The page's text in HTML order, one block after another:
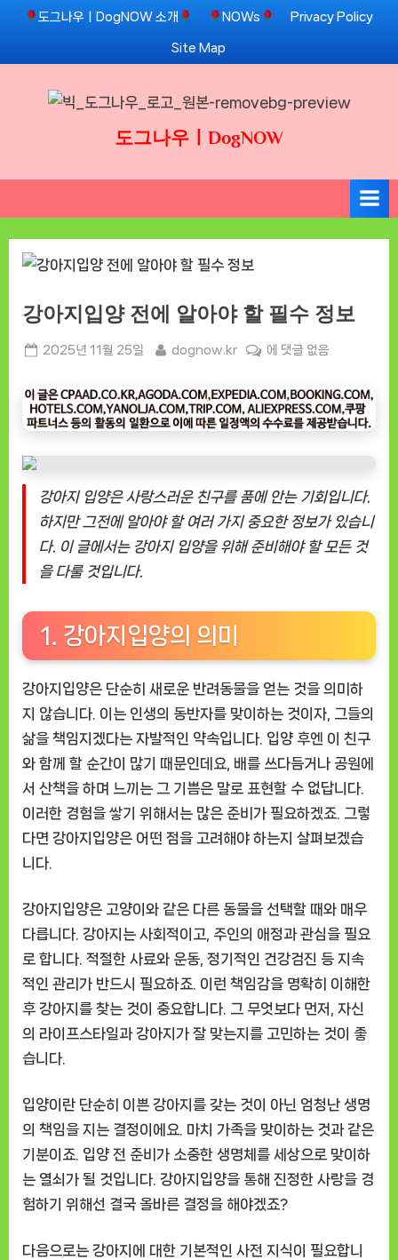
Skip
content
도그나우ㅣDogNOW 소개 NOWs Privacy Policy
Site Map
도그나우ㅣDogNOW
강아지입양 전에 알아야 할 필수 정보
Posted
2025년 11월 25일 By
dognow.kr
강
지
입
양
알
아
야
에 댓글 없음
강아지 입양은 사랑스러운 친구를 품에 안는 기회입니다.
하지만 그전에 알아야 할 여러 가지 중요한 정보가 있습니
다. 이 글에서는 강아지 입양을 위해 준비해야 할 모든 것
을 다룰 것입니다.
1. 강아지입양의 의미
강아지입양은 단순히 새로운 반려동물을 얻는 것을 의미하
지 않습니다. 이는 인생의 동반자를 맞이하는 것이자, 그들의
삶을 책임지겠다는 자발적인 약속입니다. 입양 후엔 이 친구
와 함께 할 순간이 많기 때문인데요, 배를 쓰다듬거나 공원에
서 산책을 하며 느끼는 그 기쁨은 말로 표현할 수 없답니다.
이러한 경험을 쌓기 위해서는 많은 준비가 필요하겠죠. 그렇
다면 강아지입양은 어떤 점을 고려해야 하는지 살펴보겠습
니다.
강아지입양은 고양이와 같은 다른 동물을 선택할 때와 매우
다릅니다. 강아지는 사회적이고, 주인의 애정과 관심을 필요
로 합니다. 적절한 사료와 운동, 정기적인 건강검진 등 지속
적인 관리가 반드시 필요하죠. 이런 책임감을 명확히 이해한
후 강아지를 찾는 것이 중요합니다. 그 무엇보다 먼저, 자신
의 라이프스타일과 강아지가 잘 맞는지를 고민하는 것이 좋
습니다.
입양이란 단순히 이쁜 강아지를 갖는 것이 아닌 엄청난 생명
의 책임을 지는 결정이에요. 마치 가족을 맞이하는 것과 같은
기분이죠. 입양 전 준비가 소중한 생명체를 세상으로 맞이하
는 열쇠가 될 것입니다. 강아지입양을 통해 진정한 사랑을 경
험하기 위해선 결국 올바른 결정을 해야겠죠?
다음으로는 강아지에 대한 기본적인 사전 지식이 필요합니